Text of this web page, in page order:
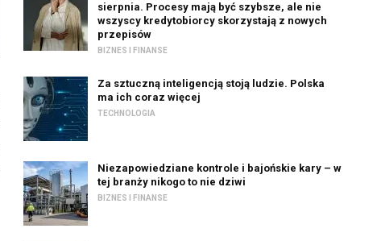
sierpnia. Procesy mają być szybsze, ale nie
wszyscy kredytobiorcy skorzystają z nowych
przepisów
BIZNES I FINANSE
Za sztuczną inteligencją stoją ludzie. Polska
ma ich coraz więcej
TECHNOLOGIA
Niezapowiedziane kontrole i bajońskie kary – w
tej branży nikogo to nie dziwi
BIZNES I FINANSE